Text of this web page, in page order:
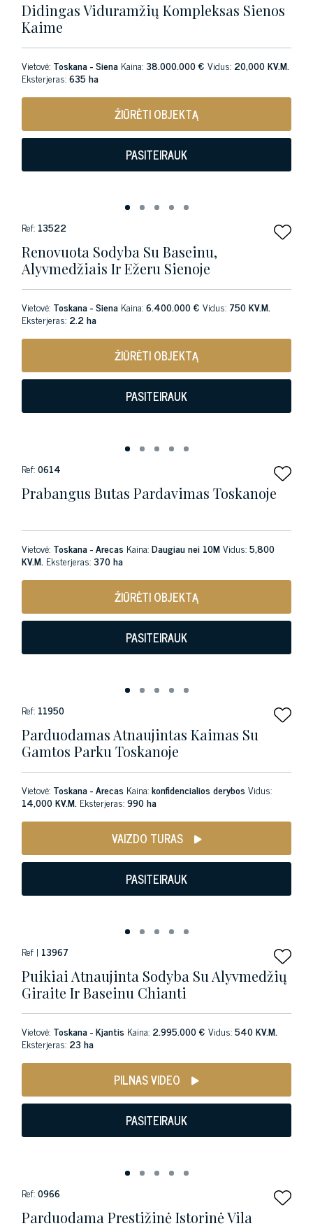
Didingas Viduramžių Kompleksas Sienos
Kaime
Vietovė: Toskana - Siena Kaina:38.000.000 € Vidus: 20,000 KV.M.
Eksterjeras:635 ha
ŽIŪRĖTI OBJEKTĄ
PASITEIRAUK
Ref: 13522
Renovuota Sodyba Su Baseinu,
Alyvmedžiais Ir Ežeru Sienoje
Vietovė: Toskana - Siena Kaina:6.400.000 € Vidus: 750 KV.M.
Eksterjeras: 2.2 ha
ŽIŪRĖTI OBJEKTĄ
PASITEIRAUK
Ref:0614
Prabangus Butas Pardavimas Toskanoje
Vietovė: Toskana - Arecas Kaina:Daugiau nei 10MVidus:5,800
KV.M. Eksterjeras:370 ha
ŽIŪRĖTI OBJEKTĄ
PASITEIRAUK
Ref: 11950
Parduodamas Atnaujintas Kaimas Su
Gamtos Parku Toskanoje
Vietovė: Toskana - Arecas Kaina:konfidencialios derybos Vidus:
14,000 KV.M. Eksterjeras:990 ha
VAIZDO TURAS
PASITEIRAUK
Ref | 13967
Puikiai Atnaujinta Sodyba Su Alyvmedžių
Giraite Ir Baseinu Chianti
Vietovė: Toskana - Kjantis Kaina: 2.995.000 € Vidus:540 KV.M.
Eksterjeras: 23 ha
PILNAS VIDEO
PASITEIRAUK
Ref:0966
Parduodama Prestižinė Istorinė Vila